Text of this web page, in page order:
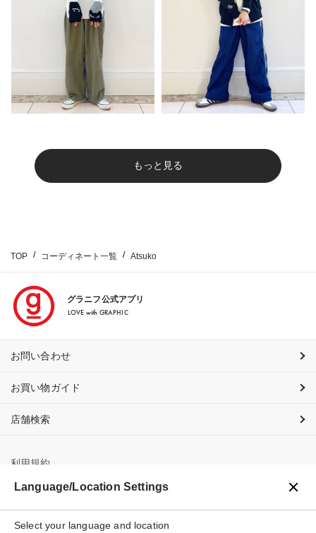
もっと見る
TOP コーディネート一覧 Atsuko
グラニフ公式アプリ
LOVE with GRAPHIC
お問い合わせ
お買い物ガイド
店舗検索
利用規約
プライバシーポリシー
特定商取引法に基づく表示
Language/Location Settings
Select your language and location